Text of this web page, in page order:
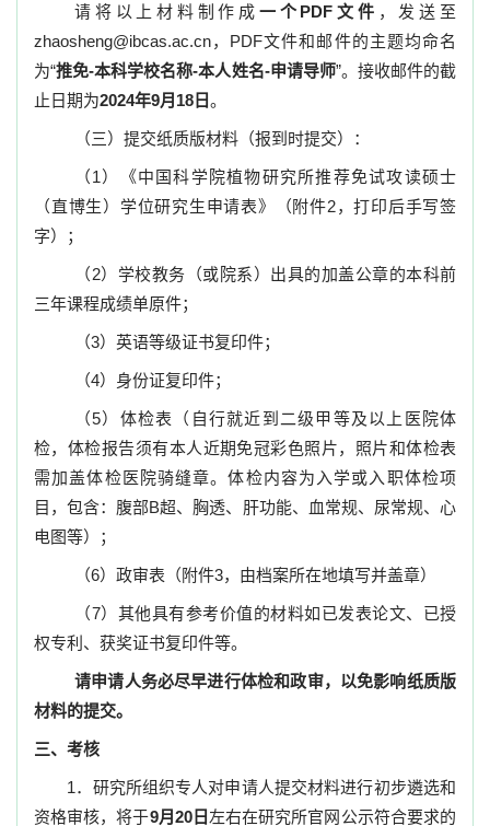
请将以上材料制作成 一个PDF 文件 ，发送至
zhaosheng@ibcas.ac.cn， PDF文件和邮件的主题均命名
为“推免-本科学校名称-本人姓名-申请导师”。接收邮件的截
止日期为2024年9月 18 日。
（三）提交纸质版材料（报到时提交）：
（1）《中国科学院植物研究所推荐免试攻读硕士
（直博生）学位研究生申请表》（附件2，打印后手写签
字）；
（2）学校教务（或院系）出具的加盖公章的本科前
三年课程成绩单原件；
（3）英语等级证书复印件；
（4）身份证复印件；
（5）体检表（自行就近到二级甲等及以上医院体
检，体检报告须有本人近期免冠彩色照片，照片和体检表
需加盖体检医院骑缝章。体检内容为入学或入职体检项
目，包含：腹部B超、胸透、肝功能、血常规、尿常规、心
电图等）；
（6）政审表（附件3，由档案所在地填写并盖章）
（7）其他具有参考价值的材料如已发表论文、已授
权专利、获奖证书复印件等。
请申请人务必尽早进行体检和政审，以免影响纸质版
材料的提交。
三、考核
1． 研究所组织专人对申请人提交材料进行初步遴选和
资格审核，将于9月20日 左右在研究所官网公示符合要求的